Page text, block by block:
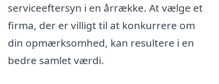
serviceeftersyn i en årrække. At vælge et
firma, der er villigt til at konkurrere om
din opmærksomhed, kan resultere i en
bedre samlet værdi.